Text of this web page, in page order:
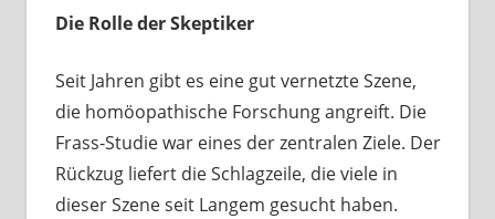
Die Rolle der Skeptiker
Seit Jahren gibt es eine gut vernetzte Szene,
die homöopathische Forschung angreift. Die
Frass-Studie war eines der zentralen Ziele. Der
Rückzug liefert die Schlagzeile, die viele in
dieser Szene seit Langem gesucht haben.